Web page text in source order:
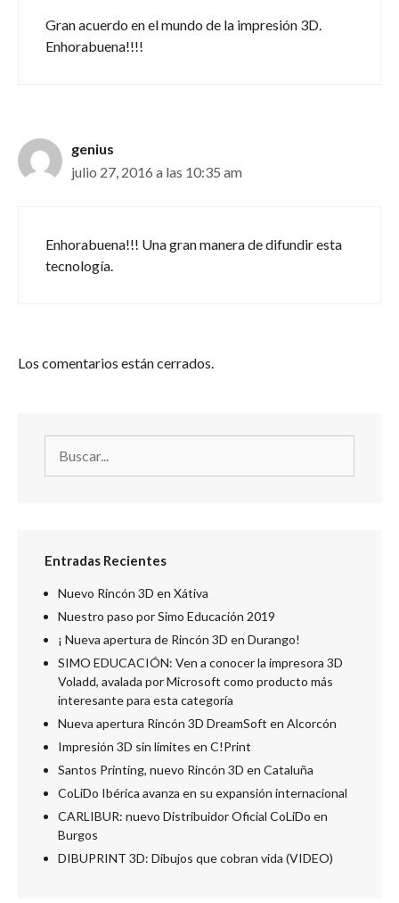
Gran acuerdo en el mundo de la impresión 3D.
Enhorabuena!!!!
genius
julio 27, 2016 a las 10:35 am
Enhorabuena!!! Una gran manera de difundir esta
tecnología.
Los comentarios están cerrados.
Entradas Recientes
Nuevo Rincón 3D en Xátiva
Nuestro paso por Simo Educación 2019
¡ Nueva apertura de Rincón 3D en Durango!
SIMO EDUCACIÓN: Ven a conocer la impresora 3D
Voladd, avalada por Microsoft como producto más
interesante para esta categoría
Nueva apertura Rincón 3D DreamSoft en Alcorcón
Impresión 3D sin límites en C!Print
Santos Printing, nuevo Rincón 3D en Cataluña
CoLiDo Ibérica avanza en su expansión internacional
CARLIBUR: nuevo Distribuidor Oficial CoLiDo en
Burgos
DIBUPRINT 3D: Dibujos que cobran vida (VIDEO)